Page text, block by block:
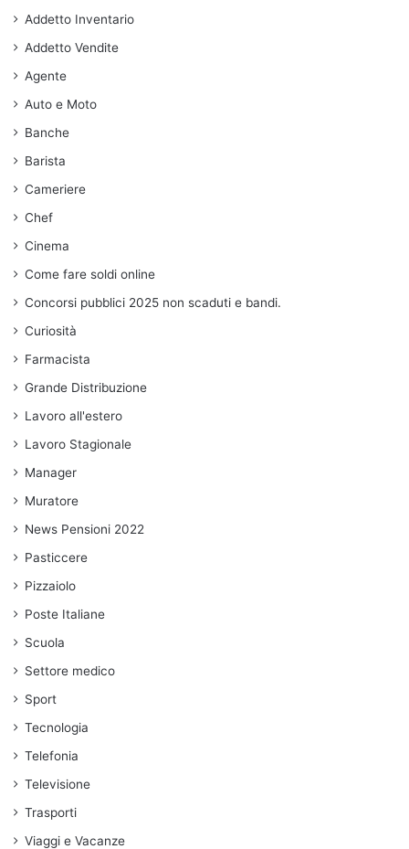
Addetto Inventario
Addetto Vendite
Agente
Auto e Moto
Banche
Barista
Cameriere
Chef
Cinema
Come fare soldi online
Concorsi pubblici 2025 non scaduti e bandi.
Curiosità
Farmacista
Grande Distribuzione
Lavoro all'estero
Lavoro Stagionale
Manager
Muratore
News Pensioni 2022
Pasticcere
Pizzaiolo
Poste Italiane
Scuola
Settore medico
Sport
Tecnologia
Telefonia
Televisione
Trasporti
Viaggi e Vacanze